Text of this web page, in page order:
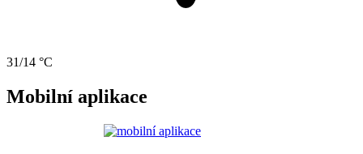
31/14 °C
Mobilní aplikace